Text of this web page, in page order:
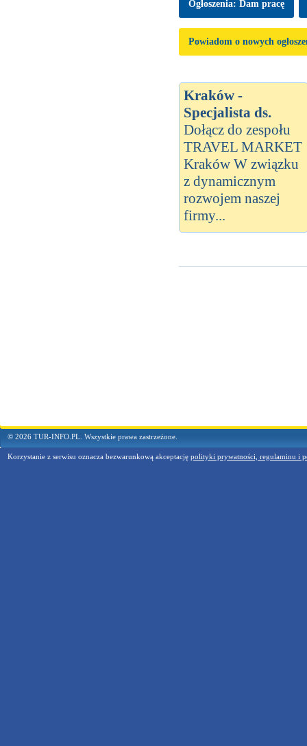
Ogłoszenia: Dam pracę
Powiadom o nowych
Kraków -
Specjalista ds.
Dołącz do zespołu
TRAVEL MARKET
Kraków W związku
z dynamicznym
rozwojem naszej
firmy...
© 2026 TUR-INFO.PL. Wszystkie prawa zastrzeżone.
Korzystanie z serwisu oznacza bezwarunkową akceptację polityki prywatności, regulaminu i